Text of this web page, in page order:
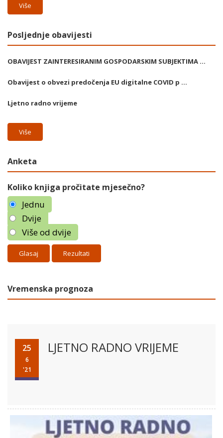
Više
Posljednje obavijesti
OBAVIJEST ZAINTERESIRANIM GOSPODARSKIM SUBJEKTIMA ...
Obavijest o obvezi predočenja EU digitalne COVID p ...
Ljetno radno vrijeme
Više
Anketa
Koliko knjiga pročitate mjesečno?
Jednu
Dvije
Više od dvije
Rezultati
Vremenska prognoza
25
6
'21
LJETNO RADNO VRIJEME